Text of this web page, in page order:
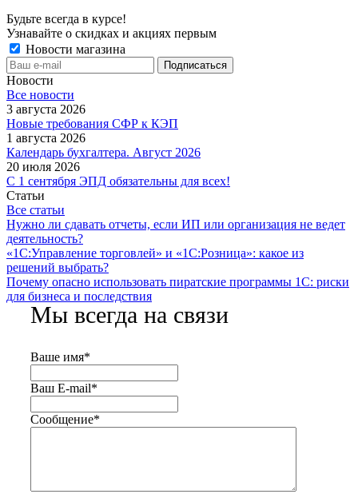
Будьте всегда в курсе!
Узнавайте о скидках и акциях первым
Новости магазина
Новости
Все новости
3 августа 2026
Новые требования СФР к КЭП
1 августа 2026
Календарь бухгалтера. Август 2026
20 июля 2026
С 1 сентября ЭПД обязательны для всех!
Статьи
Все статьи
Нужно ли сдавать отчеты, если ИП или организация не ведет
деятельность?
«1С:Управление торговлей» и «1С:Розница»: какое из
решений выбрать?
Почему опасно использовать пиратские программы 1С: риски
для бизнеса и последствия
Мы всегда на связи
Ваше имя*
Ваш E-mail*
Сообщение*